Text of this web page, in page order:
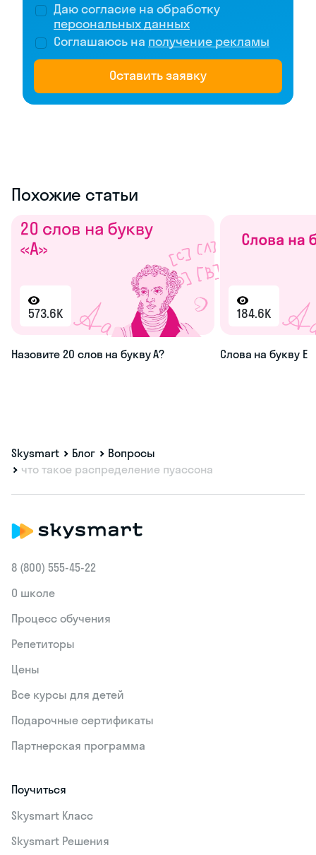
Даю согласие на обработку
персональных данных
Соглашаюсь на получение рекламы
Оставить заявку
Похожие статьи
573.6K
Назовите 20 слов на букву А?
184.6K
Слова на букву Е
Skysmart Блог
Вопросы
что такое распределение пуассона
8 (800) 555‑45-22
О школе
Процесс обучения
Репетиторы
Цены
Все курсы для детей
Подарочные сертификаты
Партнерская программа
Поучиться
Skysmart Класс
Skysmart Решения